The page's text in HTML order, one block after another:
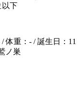
以下
体重：- / 誕生日：11
ノ巣